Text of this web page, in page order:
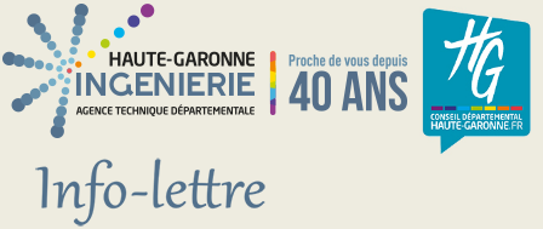
Aller au contenu principal